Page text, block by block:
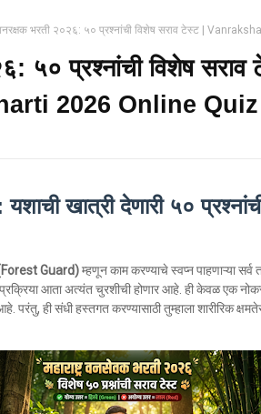
भरती २०२६: ५० प्रश्नांची विशेष सराव टेस्ट |
५० प्रश्नांची विशेष सराव
2026 Online Quiz
खात्री देणारी ५०
Guard)म्हणून काम करण्याचे स्वप्न पाहणाऱ्या
आता अत्यंत चुरशीची होणार आहे. ही केवळ एक
परंतु, ही संधी हस्तगत करण्यासाठी तुम्हाला शारीरिक